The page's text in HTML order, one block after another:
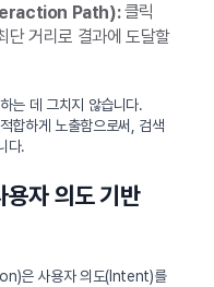
Path):클릭
단 거리로 결과에 도달할
는 데 그치지 않습니다.
합하게 노출함으로써, 검색
다.
자 의도 기반
은 사용자 의도(Intent)를